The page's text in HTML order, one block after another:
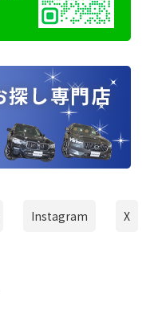
Instagram X